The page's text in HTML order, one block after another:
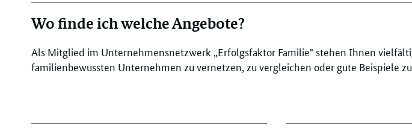
Wo finde ich welche Angebote?
Als Mitglied im Unternehmensnetzwerk „Erfolgsfaktor Familie" stehen Ihnen
familienbewussten Unternehmen zu vernetzen, zu vergleichen oder gute Beispiele